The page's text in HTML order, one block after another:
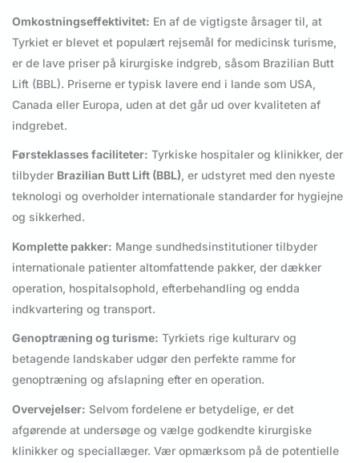
Omkostningseffektivitet: En af de vigtigste årsager til, at
Tyrkiet er blevet et populært rejsemål for medicinsk turisme,
er de lave priser på kirurgiske indgreb, såsom Brazilian Butt
Lift (BBL). Priserne er typisk lavere end i lande som USA,
Canada eller Europa, uden at det går ud over kvaliteten af
indgrebet.
Førsteklasses faciliteter: Tyrkiske hospitaler og klinikker, der
tilbyder Brazilian Butt Lift (BBL), er udstyret med den nyeste
teknologi og overholder internationale standarder for hygiejne
og sikkerhed.
Komplette pakker: Mange sundhedsinstitutioner tilbyder
internationale patienter altomfattende pakker, der dækker
operation, hospitalsophold, efterbehandling og endda
indkvartering og transport.
Genoptræning og turisme: Tyrkiets rige kulturarv og
betagende landskaber udgør den perfekte ramme for
genoptræning og afslapning efter en operation.
Overvejelser: Selvom fordelene er betydelige, er det
afgørende at undersøge og vælge godkendte kirurgiske
klinikker og speciallæger. Vær opmærksom på de potentielle